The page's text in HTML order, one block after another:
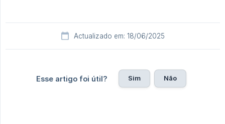
Actualizado em: 18/06/2025
Esse artigo foi útil? Sim Não